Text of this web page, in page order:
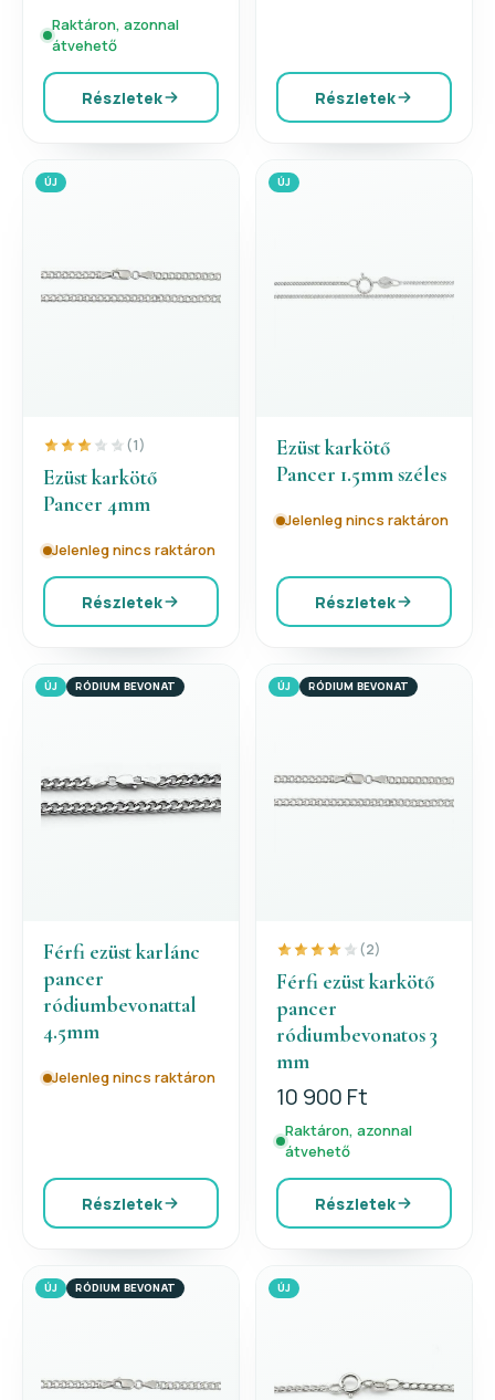
Raktáron, azonnal
átvehető
Részletek Részletek
ÚJ
(1)
Ezüst karkötő
Pancer 4mm
Jelenleg nincs raktáron
Részletek
ÚJ
Ezüst karkötő
Pancer 1.5mm széles
Jelenleg nincs raktáron
Részletek
ÚJ RÓDIUM BEVONAT
Férfi ezüst karlánc
pancer
ródiumbevonattal
4.5mm
Jelenleg nincs raktáron
Részletek
ÚJ RÓDIUM BEVONAT
(2)
Férfi ezüst karkötő
pancer
ródiumbevonatos 3
mm
10 900 Ft
Raktáron, azonnal
átvehető
Részletek
ÚJ RÓDIUM BEVONAT ÚJ